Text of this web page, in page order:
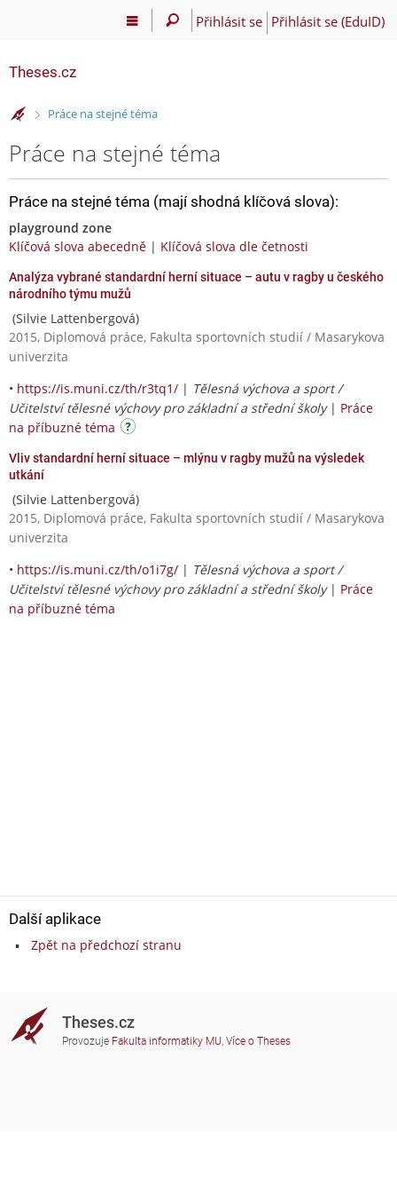
Přihlásit se Přihlásit se (EduID)
Theses.cz
>Práce na stejné téma
Práce na stejné téma
Práce na stejné téma (mají shodná klíčová slova):
playground zone
Klíčová slova abecedně | Klíčová slova dle četnosti
Analýza vybrané standardní herní situace – autu v ragby u českého
národního týmu mužů
(Silvie Lattenbergová)
2015, Diplomová práce, Fakulta sportovních studií / Masarykova
univerzita
• https://is.muni.cz/th/r3tq1/ | Tělesná výchova a sport /
Učitelství tělesné výchovy pro základní a střední školy| Práce
na příbuzné téma
Vliv standardní herní situace – mlýnu v ragby mužů na výsledek
utkání
(Silvie Lattenbergová)
2015, Diplomová práce, Fakulta sportovních studií / Masarykova
univerzita
• https://is.muni.cz/th/o1i7g/ | Tělesná výchova a sport /
Učitelství tělesné výchovy pro základní a střední školy| Práce
na příbuzné téma
Další aplikace
Zpět na předchozí stranu
Theses.cz
Provozuje Fakulta informatiky MU, Více o Theses